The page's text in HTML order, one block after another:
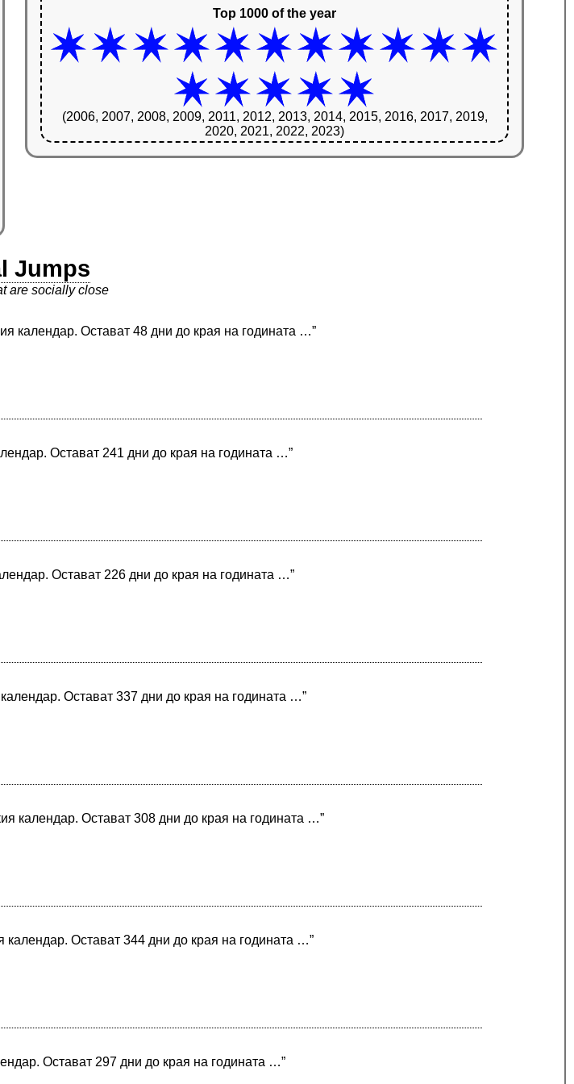
Top 1000 of the year
(2006, 2007, 2008, 2009, 2011, 2012, 2013, 2014, 2015, 2016, 2017, 2019,
2020, 2021, 2022, 2023)
Jumps
are socially close
календар. Остават 48 дни до края на годината …”
Остават 241 дни до края на годината …”
Остават 226 дни до края на годината …”
Остават 337 дни до края на годината …”
календар. Остават 308 дни до края на годината …”
календар. Остават 344 дни до края на годината …”
Остават 297 дни до края на годината …”